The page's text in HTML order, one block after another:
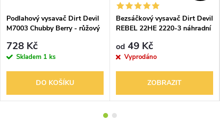
Podlahový vysavač Dirt Devil
M7003 Chubby Berry - růžový
728 Kč
Skladem 1 ks
DO KOŠÍKU
Bezsáčkový vysavač Dirt Devil
REBEL 22HE 2220-3 náhradní
od 49 Kč
Vyprodáno
ZOBRAZIT